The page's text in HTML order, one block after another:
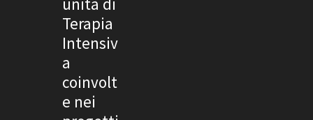
Terapia
Intensiv
a
coinvolt
e nei